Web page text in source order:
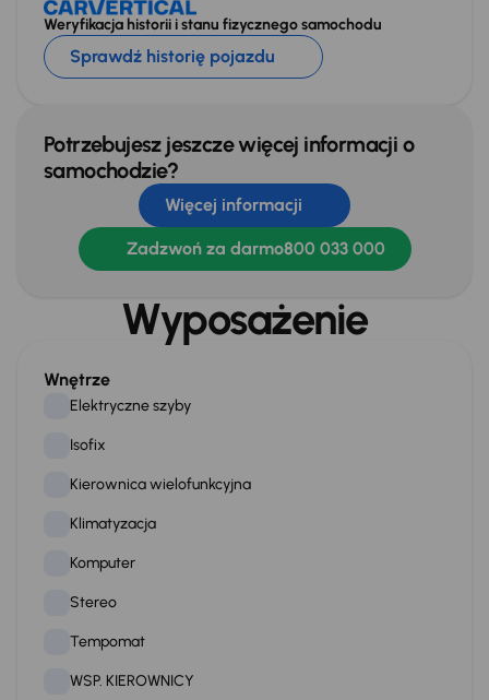
Weryfikacja historii i stanu fizycznego samochodu
Sprawdź historię pojazdu
Potrzebujesz jeszcze więcej informacji o
samochodzie?
Więcej informacji
Zadzwoń za darmo800 033 000
Wyposażenie
Wnętrze
Elektryczne szyby
Isofix
Kierownica wielofunkcyjna
Klimatyzacja
Komputer
Stereo
Tempomat
WSP. KIEROWNICY